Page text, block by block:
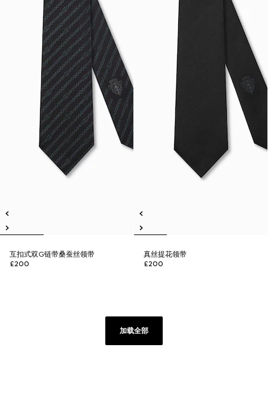
互扣式双G链带桑蚕丝领带
£200
真丝提花领带
£200
加载全部